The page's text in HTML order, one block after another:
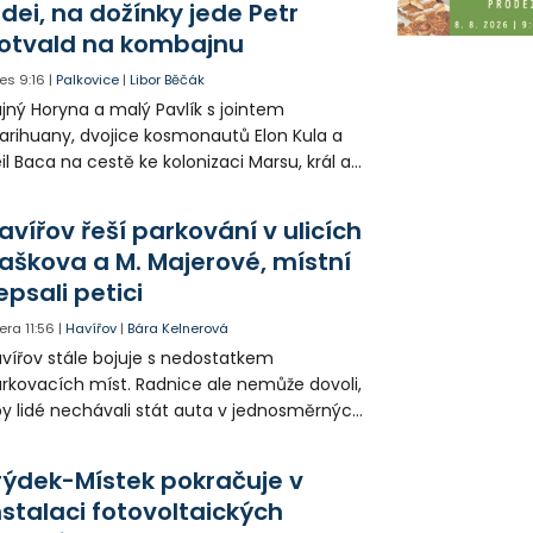
na dožínky jede Petr
na kombajnu
9:16 |Palkovice |Libor Běčák
Horyna a malý Pavlík s jointem
dvojice kosmonautů Elon Kula a
Baca na cestě ke kolonizaci Marsu, král a
a místostarosta David Kula.
řeší parkování v ulicích
a M. Majerové, místní
petici
11:56 |Havířov |Bára Kelnerová
stále bojuje s nedostatkem
míst. Radnice ale nemůže dovoli,
lidé nechávali stát auta v jednosměrných
někteří obyvatelé rozhodli sepsat petici.
Místek pokračuje v
fotovoltaických